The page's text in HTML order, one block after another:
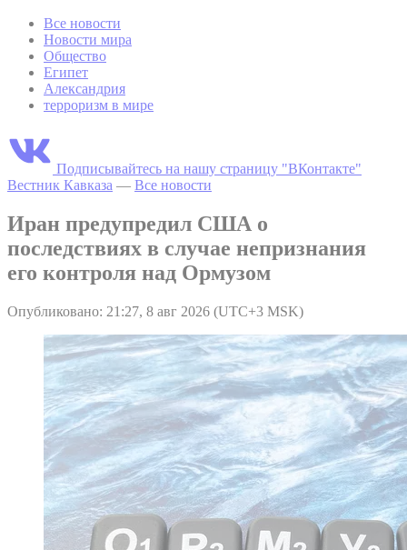
Все новости
Новости мира
Общество
Египет
Александрия
терроризм в мире
Подписывайтесь на нашу страницу "ВКонтакте"
Вестник Кавказа — Все новости
Иран предупредил США о
последствиях в случае непризнания
его контроля над Ормузом
Опубликовано: 21:27, 8 авг 2026 (UTC+3 MSK)